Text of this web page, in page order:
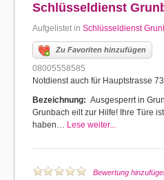
Schlüsseldienst
Aufgelistet in Schlüsseldienst
Zu Favoriten hinzufügen
08005558585
Notdienst auch für Hauptstrasse
Bezeichnung: Ausgesperrt in
Grunbach eilt zur Hilfe! Ihre Türe
haben… Lese weiter...
Bewertung